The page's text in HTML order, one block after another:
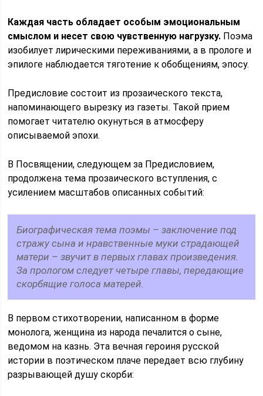
Каждая часть обладает особым эмоциональным
смыслом и несет свою чувственную нагрузку. Поэма
изобилует лирическими переживаниями, а в прологе и
эпилоге наблюдается тяготение к обобщениям, эпосу.
Предисловие состоит из прозаического текста,
напоминающего вырезку из газеты. Такой прием
помогает читателю окунуться в атмосферу
описываемой эпохи.
В Посвящении, следующем за Предисловием,
продолжена тема прозаического вступления, с
усилением масштабов описанных событий:
Биографическая тема поэмы – заключение под
стражу сына и нравственные муки страдающей
матери – звучит в первых главах произведения.
За прологом следует четыре главы, передающие
скорбящие голоса матерей.
В первом стихотворении, написанном в форме
монолога, женщина из народа печалится о сыне,
ведомом на казнь. Эта вечная героиня русской
истории в поэтическом плаче передает всю глубину
разрывающей душу скорби: